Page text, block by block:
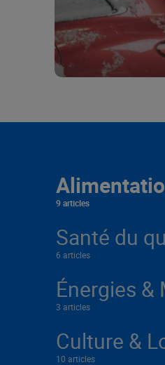
9 articles
Santé du
6 articles
Énergies &
3 articles
Culture &
10 articles